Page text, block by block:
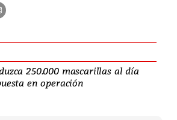
250.000 mascarillas al día
en operación